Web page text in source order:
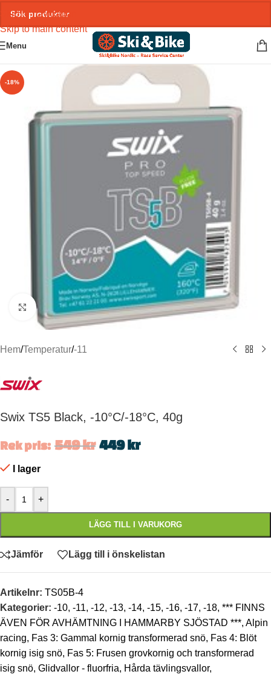
Skip to navigation
Skip to main content
Menu
-18%
Click to enlarge
Hem/Temperatur/-11
Swix TS5 Black, -10°C/-18°C, 40g
Rek pris: 549kr 449kr
I lager
- +
LÄGG TILL I VARUKORG
Jämför Lägg till i önskelistan
Artikelnr: TS05B-4
Kategorier: -10, -11, -12, -13, -14, -15, -16, -17, -18, *** FINNS
ÄVEN FÖR AVHÄMTNING I HAMMARBY SJÖSTAD ***, Alpin
racing, Fas 3: Gammal kornig transformerad snö, Fas 4: Blöt
kornig isig snö, Fas 5: Frusen grovkornig och transformerad
isig snö, Glidvallor - fluorfria, Hårda tävlingsvallor,